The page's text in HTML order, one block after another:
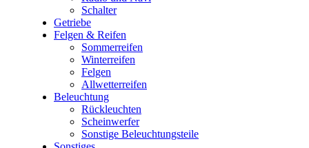
Schalter
Getriebe
Felgen & Reifen
Sommerreifen
Winterreifen
Felgen
Allwetterreifen
Beleuchtung
Rückleuchten
Scheinwerfer
Sonstige Beleuchtungsteile